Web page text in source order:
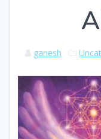
ganesh